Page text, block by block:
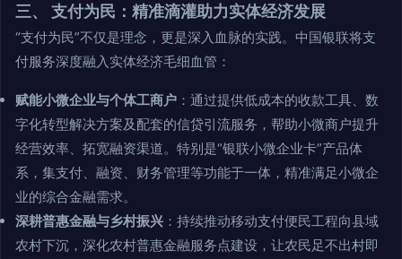
三、 支付为民：精准滴灌助力实体经济发展
“支付为民”不仅是理念，更是深入血脉的实践。中国银联将支
付服务深度融入实体经济毛细血管：
赋能小微企业与个体工商户 ：通过提供低成本的收款工具、数
字化转型解决方案及配套的信贷引流服务，帮助小微商户提升
经营效率、拓宽融资渠道。特别是“银联小微企业卡”产品体
系，集支付、融资、财务管理等功能于一体，精准满足小微企
业的综合金融需求。
深耕普惠金融与乡村振兴 ：持续推动移动支付便民工程向县域
农村下沉，深化农村普惠金融服务点建设，让农民足不出村即